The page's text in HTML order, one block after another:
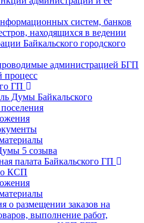
систем, банков
находящихся в ведении
Байкальского городского
администрацией БГП
ГП
Думы Байкальского
5 созыва
палата Байкальского ГП
КСП
о размещении заказов на
выполнение работ,